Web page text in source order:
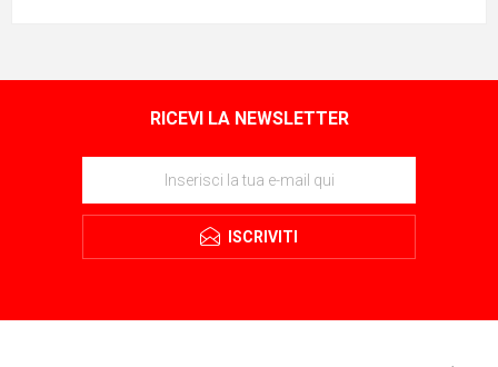
RICEVI LA NEWSLETTER
ISCRIVITI